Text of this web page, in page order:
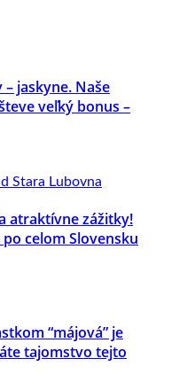
jaskyne. Naše
veľký bonus –
atraktívne zážitky!
celom Slovensku
“májová” je
tajomstvo tejto